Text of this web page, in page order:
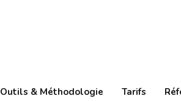
Outils & Méthodologie Tarifs